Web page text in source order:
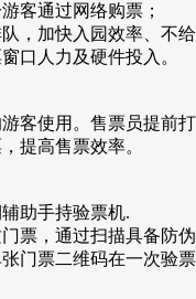
客通过网络购票；
，加快入园效率、不给
口人力及硬件投入。
客使用。售票员提前打
提高售票效率。
助手持验票机.
票，通过扫描具备防伪
门票二维码在一次验票